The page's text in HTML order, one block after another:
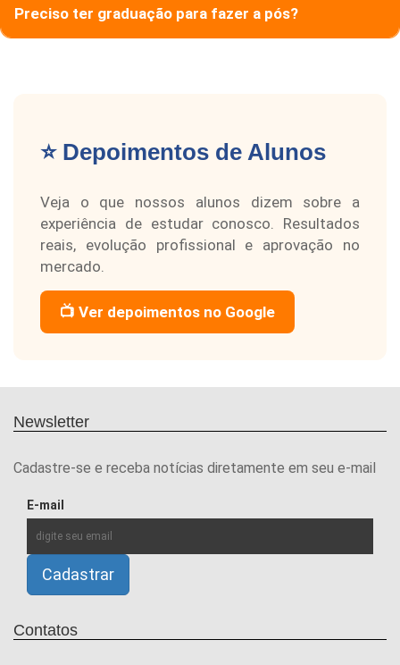
Preciso ter graduação para fazer a pós?
⭐ Depoimentos de Alunos
Veja o que nossos alunos dizem sobre a
experiência de estudar conosco. Resultados
reais, evolução profissional e aprovação no
mercado.
📺 Ver depoimentos no Google
Newsletter
Cadastre-se e receba notícias diretamente em seu e-mail
E-mail
Contatos